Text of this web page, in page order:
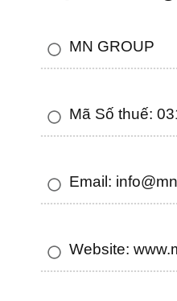
MN GROUP
Mã Số thuế:
Email:
Website: